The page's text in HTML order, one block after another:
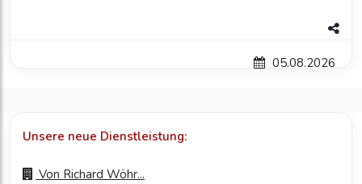
05.08.2026
Unsere neue Dienstleistung:
Von Richard Wöhr...